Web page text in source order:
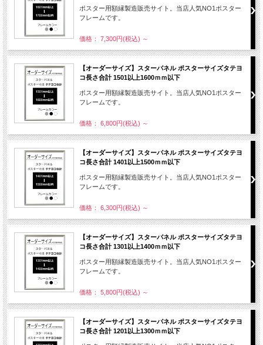
ポスター用額縁製造販売サイト。当店人気NO1ポスター
フレームです。
価格： 7,300円(税込) ～
【オーダーサイズ】スターパネル ポスターサイズタテヨ
コ長さ合計 1501以上1600ｍｍ以下
ポスター用額縁製造販売サイト。当店人気NO1ポスター
フレームです。
価格： 6,800円(税込) ～
【オーダーサイズ】スターパネル ポスターサイズタテヨ
コ長さ合計 1401以上1500ｍｍ以下
ポスター用額縁製造販売サイト。当店人気NO1ポスター
フレームです。
価格： 6,300円(税込) ～
【オーダーサイズ】スターパネル ポスターサイズタテヨ
コ長さ合計 1301以上1400ｍｍ以下
ポスター用額縁製造販売サイト。当店人気NO1ポスター
フレームです。
価格： 5,800円(税込) ～
【オーダーサイズ】スターパネル ポスターサイズタテヨ
コ長さ合計 1201以上1300ｍｍ以下